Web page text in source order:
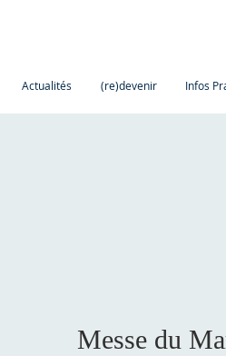
Actualités (re)devenir Infos
Messe du